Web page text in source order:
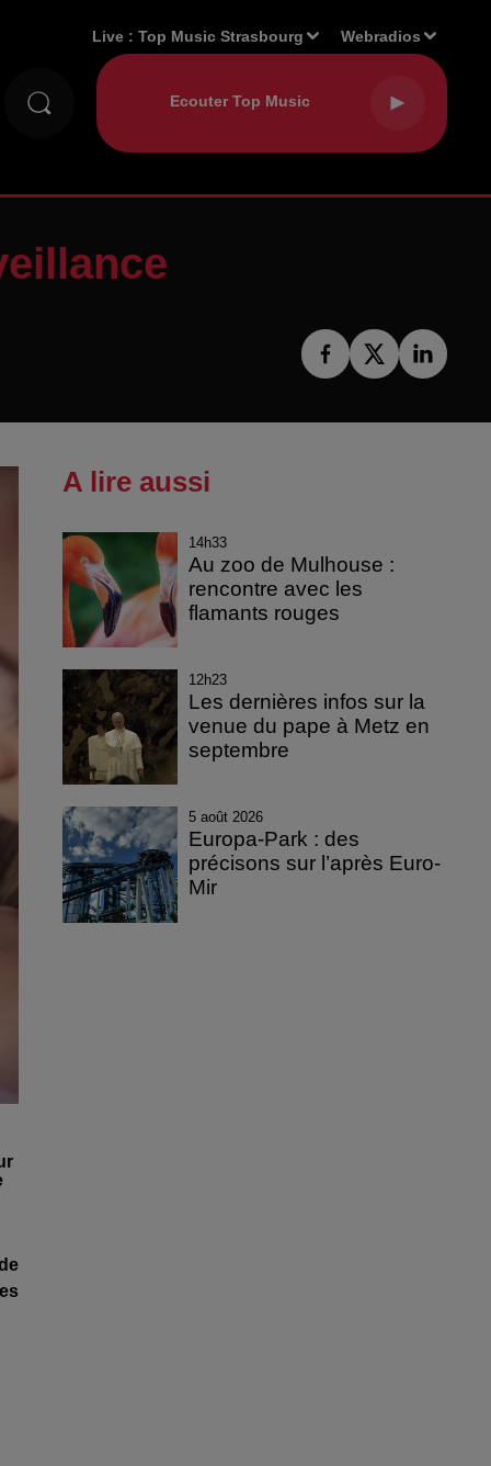
Live :Top Music Strasbourg Webradios
A lire aussi
14h33
Au zoo de Mulhouse :
rencontre avec les
flamants rouges
12h23
Les dernières infos sur la
venue du pape à Metz en
septembre
5 août 2026
Europa-Park : des
précisons sur l’après Euro-
Mir